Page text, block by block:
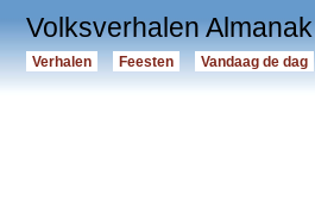
Volksverhalen Almanak
Verhalen Feesten Vandaag de dag